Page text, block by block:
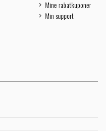
Mine rabatkuponer
Min support